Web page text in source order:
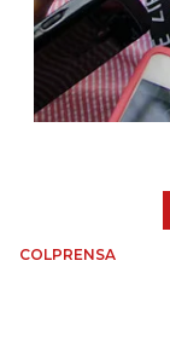
COLPRENSA